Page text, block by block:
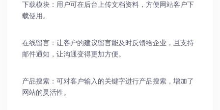
下载模块：用户可在后台上传文档资料，方便网站客户下
载使用。
在线留言：让客户的建议留言能及时反馈给企业，且支持
邮件通知，让沟通变得更加方便。
产品搜索：可对客户输入的关键字进行产品搜索，增加了
网站的灵活性。